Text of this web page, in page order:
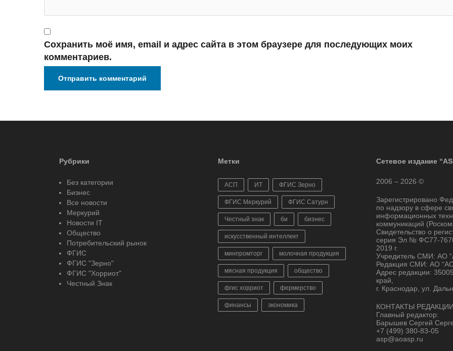
Сохранить моё имя, email и адрес сайта в этом браузере для последующих моих
комментариев.
Рубрики
Без категории
Бизнес
Все новости
Меркурий
Новости IT
Общество
Потребительский рынок
ФГИС
ФГИС "Зерно"
ФГИС "Хорриот"
Честный Знак
Метки
АСП ИТ ФГИС Зерно
ФГИС Меркурий ФГИС Сатурн
Честный знак би бизнес
искусственный интеллект
минпромторг молочная продукция
мясная продукция общество
фгис хорриот фермерство
финансы экономика
Сетевое издание
2006 – 2026 ©
Зарегистрировано
по надзору в сфере
информационных
коммуникаций
Свидетельство о
серия Эл № ФС77-
2019 г.
Учредитель СМИ: АО
Редакция СМИ: АО
Адрес редакции:
край,
г. Краснодар, ул.
КОНТАКТЫ
Главный редактор:
Барышев Сергей
+7 (499) 380-83-05
asp@aoasp.ru